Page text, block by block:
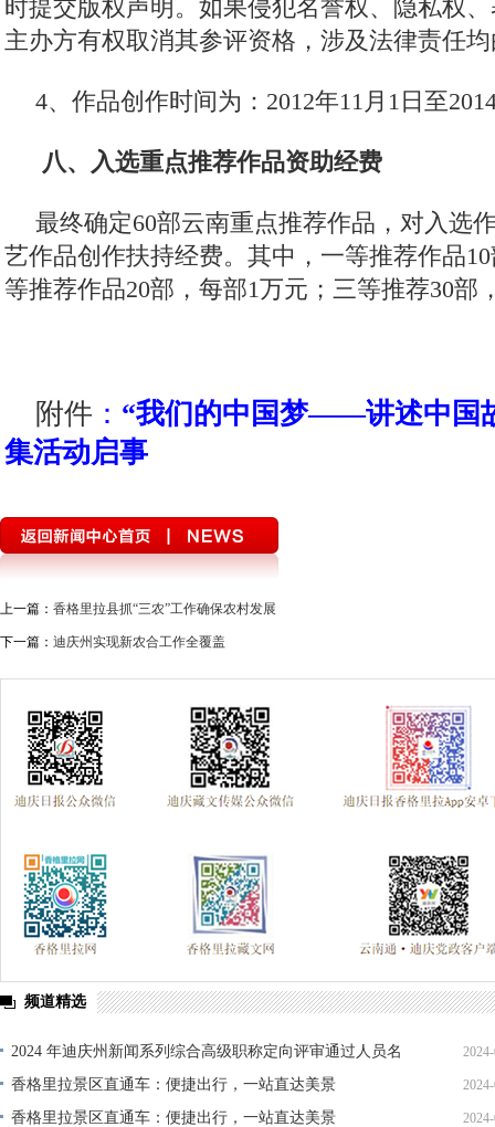
时提交版权声明。如果侵犯名誉权、隐私权
主办方有权取消其参评资格，涉及法律责任
4、作品创作时间为：2012年11月1日至
八、入选重点推荐作品资助经费
最终确定60部云南重点推荐作品，对入选
艺作品创作扶持经费。其中，一等推荐作品
等推荐作品20部，每部1万元；三等推荐30部
附件 ： “我们的中国梦——讲述中国
集活动启事
上一篇： 香格里拉县抓“三农”工作确保农村发展
下一篇： 迪庆州实现新农合工作全覆盖
频道精选
2024 年迪庆州新闻系列综合高级职称定向评审通过人员名
单公示
香格里拉景区直通车：便捷出行，一站直达美景
香格里拉景区直通车：便捷出行，一站直达美景